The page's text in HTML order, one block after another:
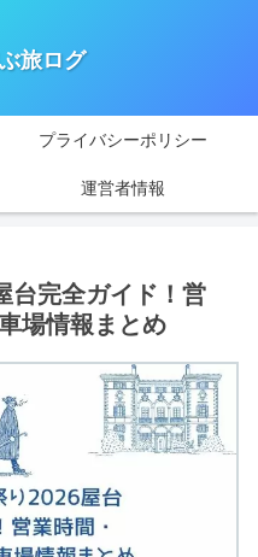
旅ログ
プライバシーポリシー
運営者情報
完全ガイド！営
場情報まとめ